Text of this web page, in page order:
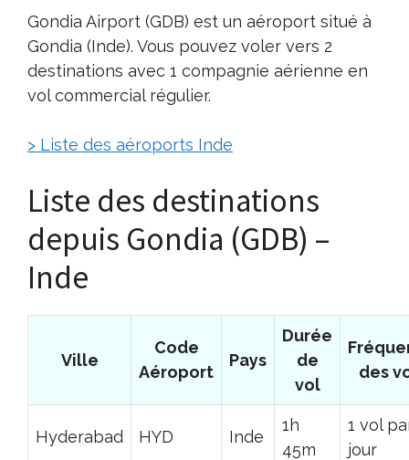
Gondia Airport (GDB) est un aéroport situé à
Gondia (Inde). Vous pouvez voler vers 2
destinations avec 1 compagnie aérienne en
vol commercial régulier.
> Liste des aéroports Inde
Liste des destinations
depuis Gondia (GDB) –
Inde
Ville
Code
Aéroport
Pays
Durée
de
vol
des
Hyderabad HYD Inde
1h
45m
1 vol
jour